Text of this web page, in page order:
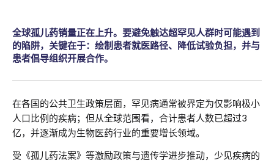
全球孤儿药销量正在上升。要避免触达超罕见人群时可能遇到
的陷阱，关键在于：绘制患者就医路径、降低试验负担，并与
患者倡导组织开展合作。
在各国的公共卫生政策层面，罕见病通常被界定为仅影响极小
人口比例的疾病；但从全球范围看，合计患者人数已超过3
亿，并逐渐成为生物医药行业的重要增长领域。
受《孤儿药法案》等激励政策与遗传学进步推动，少见疾病的